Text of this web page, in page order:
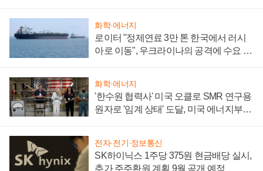
화학·에너지
로이터 "정제연료 3만 톤 한국에서 러시
아로 이동", 우크라이나의 공격에 수요 늘
화학·에너지
'한수원 협력사' 미국 오클로 SMR 연구용
원자로 '임계 상태' 도달, 미국 에너지부
전자·전기·정보통신
SK하이닉스 1주당 375원 현금배당 실시,
추가 주주환원 계획 9월 공개 예정